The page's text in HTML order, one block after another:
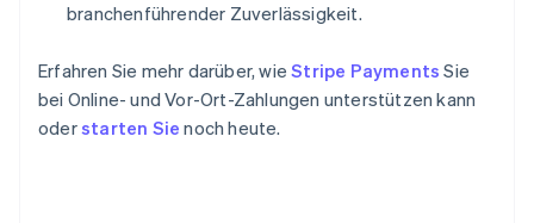
branchenführender Zuverlässigkeit.
Erfahren Sie mehr darüber, wieStripe Payments Sie
bei Online- und Vor-Ort-Zahlungen unterstützen kann
oderstarten Sie noch heute.